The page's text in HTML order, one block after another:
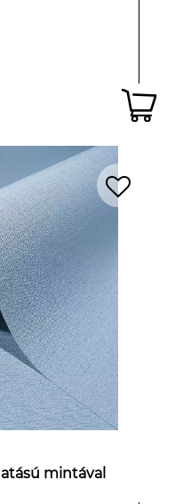
mintával